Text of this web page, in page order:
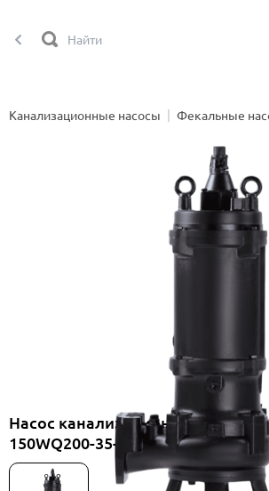
Канализационные насосы Фекальные
Насос канализационный
150WQ200-35-37EF(I)